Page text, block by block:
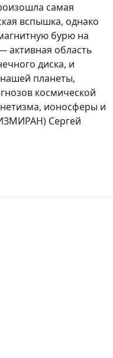
самая
вспышка, однако
бурю на
активная область
диска, и
планеты,
космической
ионосферы и
Сергей